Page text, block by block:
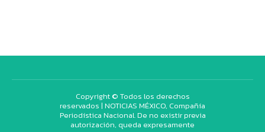
Copyright © Todos los derechos
reservados | NOTICIAS MÉXICO, Compañía
Periodística Nacional. De no existir previa
autorización, queda expresamente